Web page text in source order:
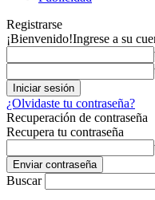
Registrarse
¡Bienvenido!Ingrese a su
¿Olvidaste tu contraseña?
Recuperación de contraseña
Recupera tu contraseña
Buscar